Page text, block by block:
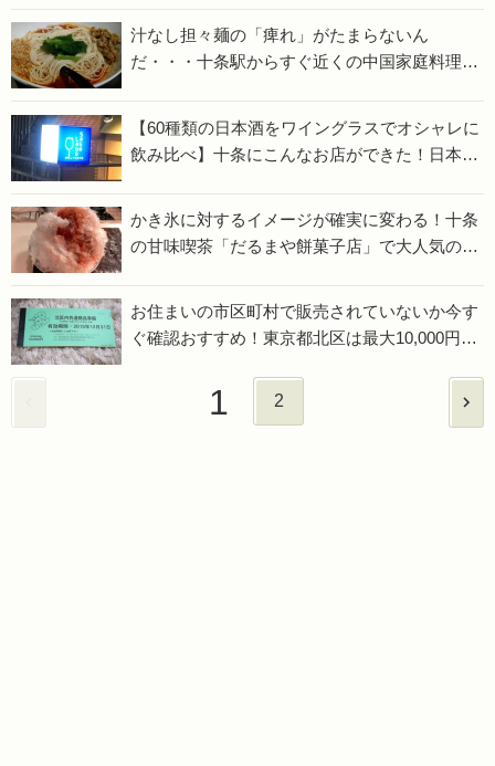
汁なし担々麺の「痺れ」がたまらないん
だ・・・十条駅からすぐ近くの中国家庭料理店
【60種類の日本酒をワイングラスでオシャレに
飲み比べ】十条にこんなお店ができた！日本酒
かき氷に対するイメージが確実に変わる！十条
の甘味喫茶「だるまや餅菓子店」で大人気のか
お住まいの市区町村で販売されていないか今す
ぐ確認おすすめ！東京都北区は最大10,000円も
1 2